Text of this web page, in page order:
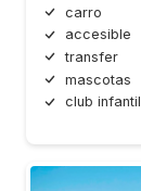
carro
accesible
transfer
mascotas
club infantil